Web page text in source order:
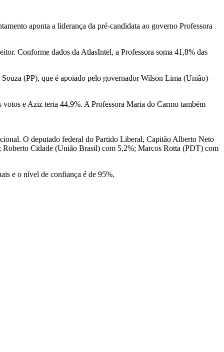
aponta a liderança da pré-candidata ao governo Professora
Conforme dados da AtlasIntel, a Professora soma 41,8% das
(PP), que é apoiado pelo governador Wilson Lima (União) –
e Aziz teria 44,9%. A Professora Maria do Carmo também
O deputado federal do Partido Liberal, Capitão Alberto Neto
Cidade (União Brasil) com 5,2%; Marcos Rotta (PDT) com
e o nível de confiança é de 95%.